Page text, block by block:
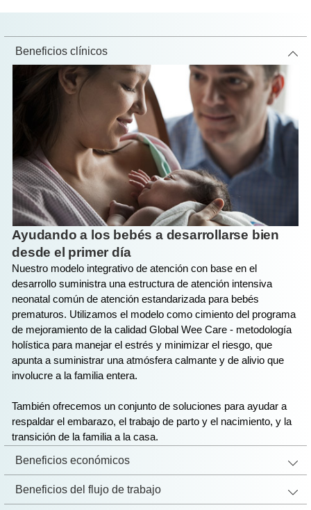
Beneficios clínicos
Ayudando a los bebés a desarrollarse bien
desde el primer día
Nuestro modelo integrativo de atención con base en el
desarrollo suministra una estructura de atención intensiva
neonatal común de atención estandarizada para bebés
prematuros. Utilizamos el modelo como cimiento del programa
de mejoramiento de la calidad Global Wee Care - metodología
holística para manejar el estrés y minimizar el riesgo, que
apunta a suministrar una atmósfera calmante y de alivio que
involucre a la familia entera.
También ofrecemos un conjunto de soluciones para ayudar a
respaldar el embarazo, el trabajo de parto y el nacimiento, y la
transición de la familia a la casa.
Beneficios económicos
Beneficios del flujo de trabajo